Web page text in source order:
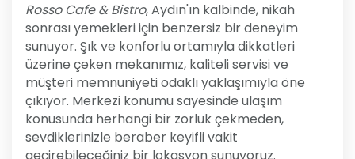
Rosso Cafe & Bistro, Aydın'ın kalbinde, nikah
sonrası yemekleri için benzersiz bir deneyim
sunuyor. Şık ve konforlu ortamıyla dikkatleri
üzerine çeken mekanımız, kaliteli servisi ve
müşteri memnuniyeti odaklı yaklaşımıyla öne
çıkıyor. Merkezi konumu sayesinde ulaşım
konusunda herhangi bir zorluk çekmeden,
sevdiklerinizle beraber keyifli vakit